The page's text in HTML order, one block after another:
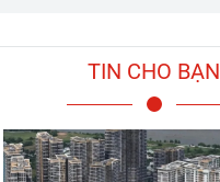
TIN CHO BẠN